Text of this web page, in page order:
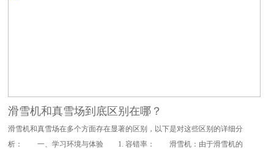
滑雪机和真雪场到底区别在哪？
雪机和真雪场在多个方面存在显著的区别，以下是对这些区别的详细分
析： 一、学习环境与体验 1. 容错率： 滑雪机：由于滑雪机的